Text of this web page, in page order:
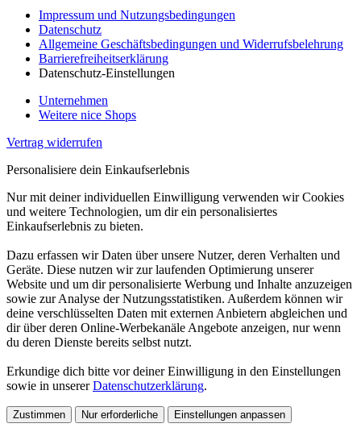
Impressum und Nutzungsbedingungen
Datenschutz
Allgemeine Geschäftsbedingungen und Widerrufsbelehrung
Barrierefreiheitserklärung
Datenschutz-Einstellungen
Unternehmen
Weitere nice Shops
Vertrag widerrufen
Personalisiere dein Einkaufserlebnis
Nur mit deiner individuellen Einwilligung verwenden wir Cookies
und weitere Technologien, um dir ein personalisiertes
Einkaufserlebnis zu bieten.
Dazu erfassen wir Daten über unsere Nutzer, deren Verhalten und
Geräte. Diese nutzen wir zur laufenden Optimierung unserer
Website und um dir personalisierte Werbung und Inhalte anzuzeigen
sowie zur Analyse der Nutzungsstatistiken. Außerdem können wir
deine verschlüsselten Daten mit externen Anbietern abgleichen und
dir über deren Online-Werbekanäle Angebote anzeigen, nur wenn
du deren Dienste bereits selbst nutzt.
Erkundige dich bitte vor deiner Einwilligung in den Einstellungen
sowie in unsererDatenschutzerklärung.
Zustimmen Nur erforderliche Einstellungen anpassen